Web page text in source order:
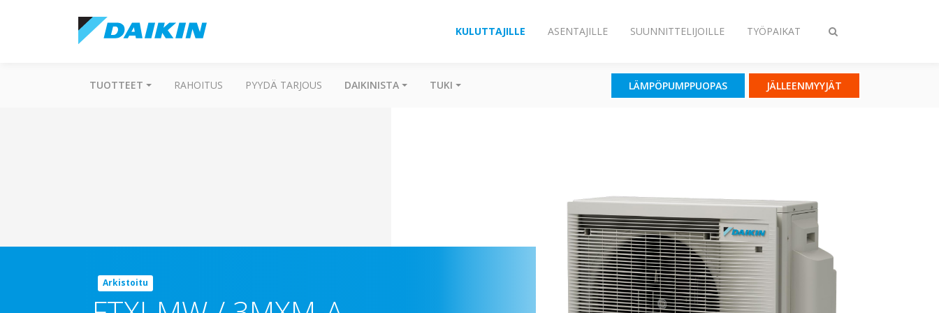
Vaihda
KULUTTAJILLE ASENTAJILLE SUUNNITTELIJOILLE TYÖPAIKAT
TUOTTEET RAHOITUS PYYDÄ TARJOUS DAIKINISTA TUKI LÄMPÖPUMPPUOPAS JÄLLEENMYYJÄT
Arkistoitu